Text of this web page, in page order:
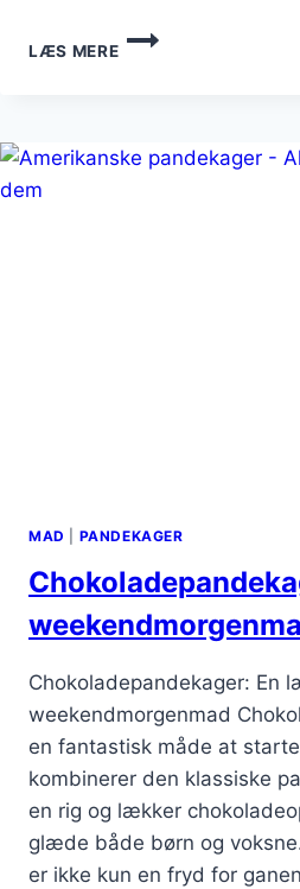
LÆS MERE
PANDEKAGER
MED
MAD PANDEKAGER
Chokoladepandekager: En
weekendmorgenmad
en fantastisk måde at
kombinerer den klassiske
en rig og lækker
glæde både børn og
er ikke kun en fryd for